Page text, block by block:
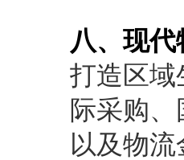
八、现
打造区域
际采购
以及物